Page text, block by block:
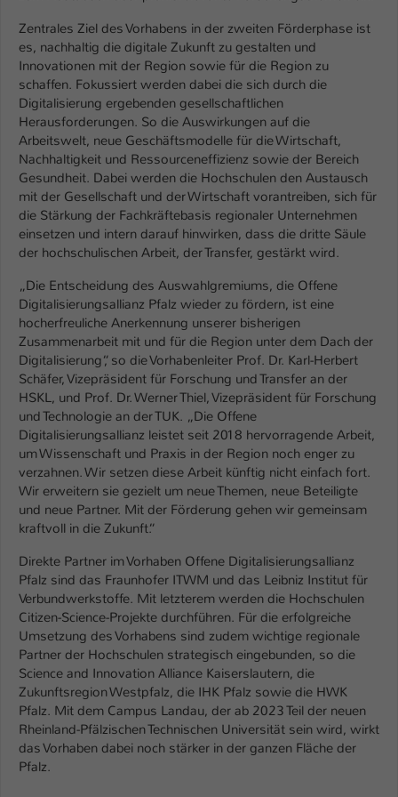
Zentrales Ziel des Vorhabens in der zweiten Förderphase ist
es, nachhaltig die digitale Zukunft zu gestalten und
Innovationen mit der Region sowie für die Region zu
schaffen. Fokussiert werden dabei die sich durch die
Digitalisierung ergebenden gesellschaftlichen
Herausforderungen. So die Auswirkungen auf die
Arbeitswelt, neue Geschäftsmodelle für die Wirtschaft,
Nachhaltigkeit und Ressourceneffizienz sowie der Bereich
Gesundheit. Dabei werden die Hochschulen den Austausch
mit der Gesellschaft und der Wirtschaft vorantreiben, sich für
die Stärkung der Fachkräftebasis regionaler Unternehmen
einsetzen und intern darauf hinwirken, dass die dritte Säule
der hochschulischen Arbeit, der Transfer, gestärkt wird.
„Die Entscheidung des Auswahlgremiums, die Offene
Digitalisierungsallianz Pfalz wieder zu fördern, ist eine
hocherfreuliche Anerkennung unserer bisherigen
Zusammenarbeit mit und für die Region unter dem Dach der
Digitalisierung“, so die Vorhabenleiter Prof. Dr. Karl-Herbert
Schäfer, Vizepräsident für Forschung und Transfer an der
HSKL, und Prof. Dr. Werner Thiel, Vizepräsident für Forschung
und Technologie an der TUK. „Die Offene
Digitalisierungsallianz leistet seit 2018 hervorragende Arbeit,
um Wissenschaft und Praxis in der Region noch enger zu
verzahnen. Wir setzen diese Arbeit künftig nicht einfach fort.
Wir erweitern sie gezielt um neue Themen, neue Beteiligte
und neue Partner. Mit der Förderung gehen wir gemeinsam
kraftvoll in die Zukunft.“
Direkte Partner im Vorhaben Offene Digitalisierungsallianz
Pfalz sind das Fraunhofer ITWM und das Leibniz Institut für
Verbundwerkstoffe. Mit letzterem werden die Hochschulen
Citizen-Science-Projekte durchführen. Für die erfolgreiche
Umsetzung des Vorhabens sind zudem wichtige regionale
Partner der Hochschulen strategisch eingebunden, so die
Science and Innovation Alliance Kaiserslautern, die
Zukunftsregion Westpfalz, die IHK Pfalz sowie die HWK
Pfalz. Mit dem Campus Landau, der ab 2023 Teil der neuen
Rheinland-Pfälzischen Technischen Universität sein wird, wirkt
das Vorhaben dabei noch stärker in der ganzen Fläche der
Pfalz.
Zweck
Einstellungen. Unter anderem eine zufällig
generierte ID, für die historische
Speicherung Ihrer vorgenommen
Einstellungen, falls der Webseiten-
Betreiber dies eingestellt hat.
Name fe_typo_user / PHPSESSID
Anbieter TYPO3
Laufzeit 1 Woche
Zweck
Dieses Cookie ist ein Standard-Session-
eines Intranet-Logins die Session-ID. So
kann der eingeloggte Benutzer
wiedererkannt werden und es wird ihm
Zugang zu geschützten Bereichen
gewährt.
Name be_typo_user
Anbieter TYPO3
Laufzeit 1 Tag
Zweck
ein Besucher im Typo3-Backend
angemeldet ist und Rechte besitzt diese
zu verwalten.